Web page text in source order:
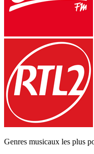
Genres musicaux les plus